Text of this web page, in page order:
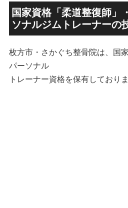
国家資格「柔道整復師」
ソナルジムトレーナーの
枚方市・さかぐち整骨院は、国
パーソナル
トレーナー資格を保有しておりま